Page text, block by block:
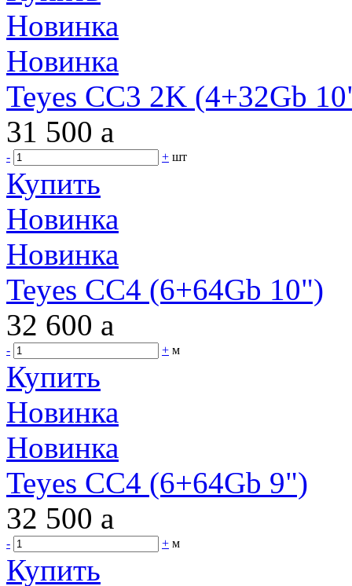
Новинка
Новинка
Teyes CC3 2K (4+32Gb
31 500 a
- + шт
Купить
Новинка
Новинка
Teyes CC4 (6+64Gb 10")
32 600 a
- + м
Купить
Новинка
Новинка
Teyes CC4 (6+64Gb 9")
32 500 a
- + м
Купить